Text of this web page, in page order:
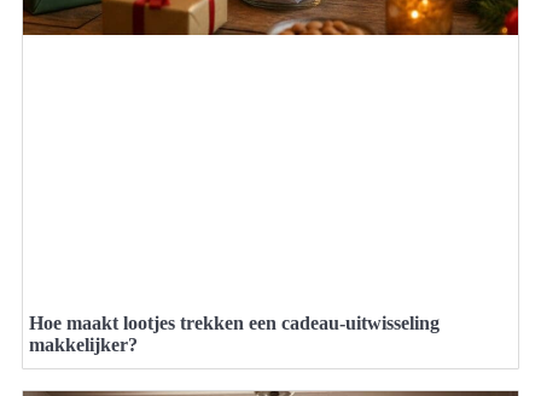
Hoe maakt lootjes trekken een cadeau-uitwisseling
makkelijker?